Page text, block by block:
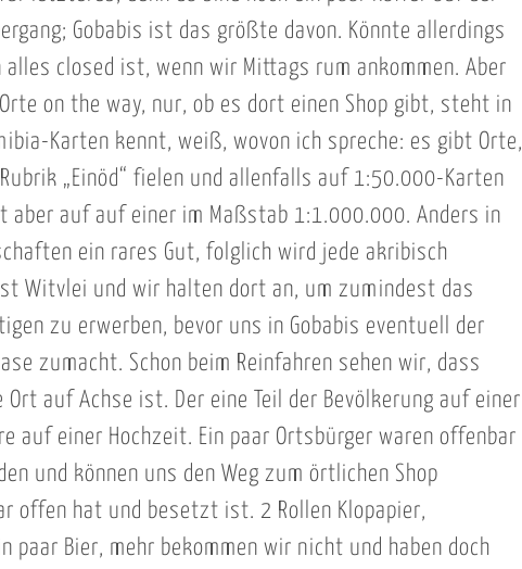
Gobabis ist das größte davon. Könnte allerdings
closed ist, wenn wir Mittags rum ankommen. Aber
on the way, nur, ob es dort einen Shop gibt, steht in
Karten kennt, weiß, wovon ich spreche: es gibt Orte,
„Einöd“ fielen und allenfalls auf 1:50.000-Karten
aber auf auf einer im Maßstab 1:1.000.000. Anders in
ein rares Gut, folglich wird jede akribisch
Witvlei und wir halten dort an, um zumindest das
zu erwerben, bevor uns in Gobabis eventuell der
zumacht. Schon beim Reinfahren sehen wir, dass
Ort auf Achse ist. Der eine Teil der Bevölkerung auf einer
auf einer Hochzeit. Ein paar Ortsbürger waren offenbar
und können uns den Weg zum örtlichen Shop
offen hat und besetzt ist. 2 Rollen Klopapier,
paar Bier, mehr bekommen wir nicht und haben doch